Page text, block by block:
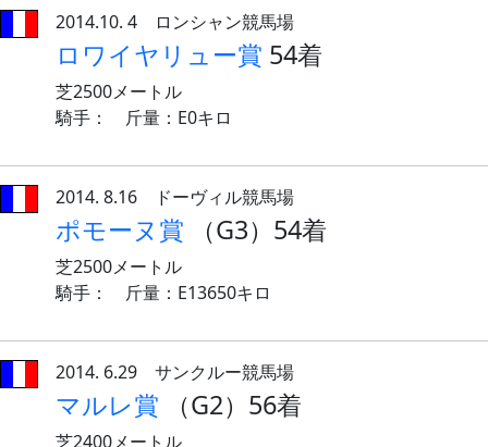
2014.10. 4 ロンシャン競馬場
ロワイヤリュー賞 54着
芝2500メートル
騎手： 斤量：E0キロ
2014. 8.16 ドーヴィル競馬場
ポモーヌ賞 （G3）54着
芝2500メートル
騎手： 斤量：E13650キロ
2014. 6.29 サンクルー競馬場
マルレ賞 （G2）56着
芝2400メートル